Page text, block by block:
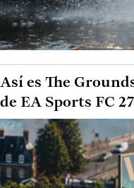
Así es The
de EA Sports FC 27